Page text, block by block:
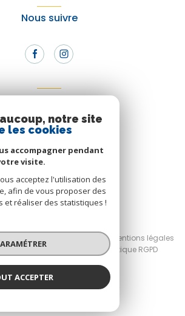
Nous suivre
Nous adhérons
Mentions légales
RGPD Planet'Immo
Politique RGPD
notre site
les cookies
accompagner pendant
visite.
acceptez l'utilisation des
afin de vous proposer des
et réaliser des statistiques !
ACCEPTER